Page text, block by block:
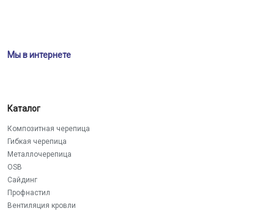
Мы в интернете
Каталог
Композитная черепица
Гибкая черепица
Металлочерепица
OSB
Сайдинг
Профнастил
Вентиляция кровли